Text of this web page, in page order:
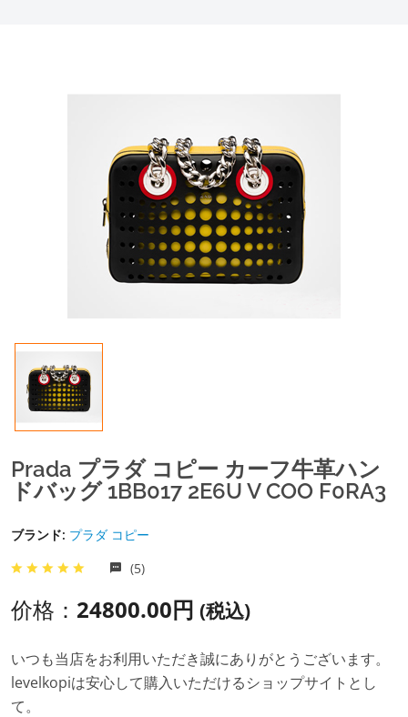
Prada プラダ コピー カーフ牛革ハン
ドバッグ 1BB017 2E6U V COO F0RA3
ブランド: プラダ コピー
(5)
价格： 24800.00円 (税込)
いつも当店をお利用いただき誠にありがとうございます。
levelkopiは安心して購入いただけるショップサイトとし
て。